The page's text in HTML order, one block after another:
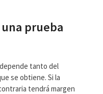
prueba
tanto del
se obtiene. Si la
tendrá margen